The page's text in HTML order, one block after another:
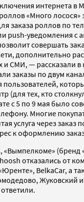
интернета в
«Много лосося»
заказа роллов по
push-уведомления с
совершать
дополнительно
и СМИ, — рассказали
заказы по двум
(для тех, кто
с 5 по 9 мая было
Многие
услуга через заказ
к оформлению
«Вымпелкоме» (бренд
отказались от
BelkaCar, а
Жуковский и